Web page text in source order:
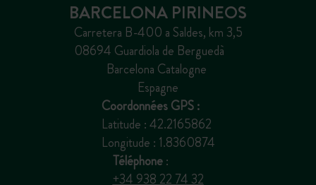
BARCELONA PIRINEOS
Carretera B-400 a Saldes, km 3,5
08694 Guardiola de Berguedà
Barcelona Catalogne
Espagne
Coordonnées GPS :
Latitude : 42.2165862
Longitude : 1.8360874
Téléphone:
+34 938 22 74 32